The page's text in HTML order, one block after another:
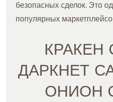
безопасных сделок. Это
популярных
КРАКЕН
ДАРКНЕТ
ОНИОН